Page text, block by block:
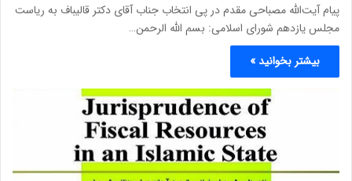
پیام آیت‌الله مصباحی مقدم در پی انتخاب جناب آقای دکتر قالیباف به ریاست
مجلس یازدهم شورای اسلامی: بسم الله الرحمن…
بیشتر بخوانید »